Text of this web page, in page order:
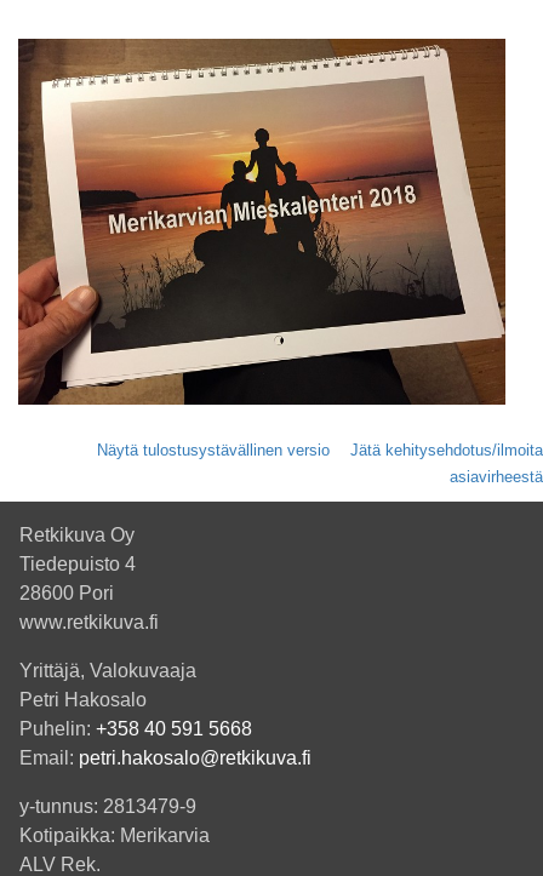
Näytä tulostusystävällinen versio
Jätä kehitysehdotus/ilmoita
asiavirheestä
Retkikuva Oy
Tiedepuisto 4
28600 Pori
www.retkikuva.fi
Yrittäjä, Valokuvaaja
Petri Hakosalo
Puhelin: +358 40 591 5668
Email: petri.hakosalo@retkikuva.fi
y-tunnus: 2813479-9
Kotipaikka: Merikarvia
ALV Rek.